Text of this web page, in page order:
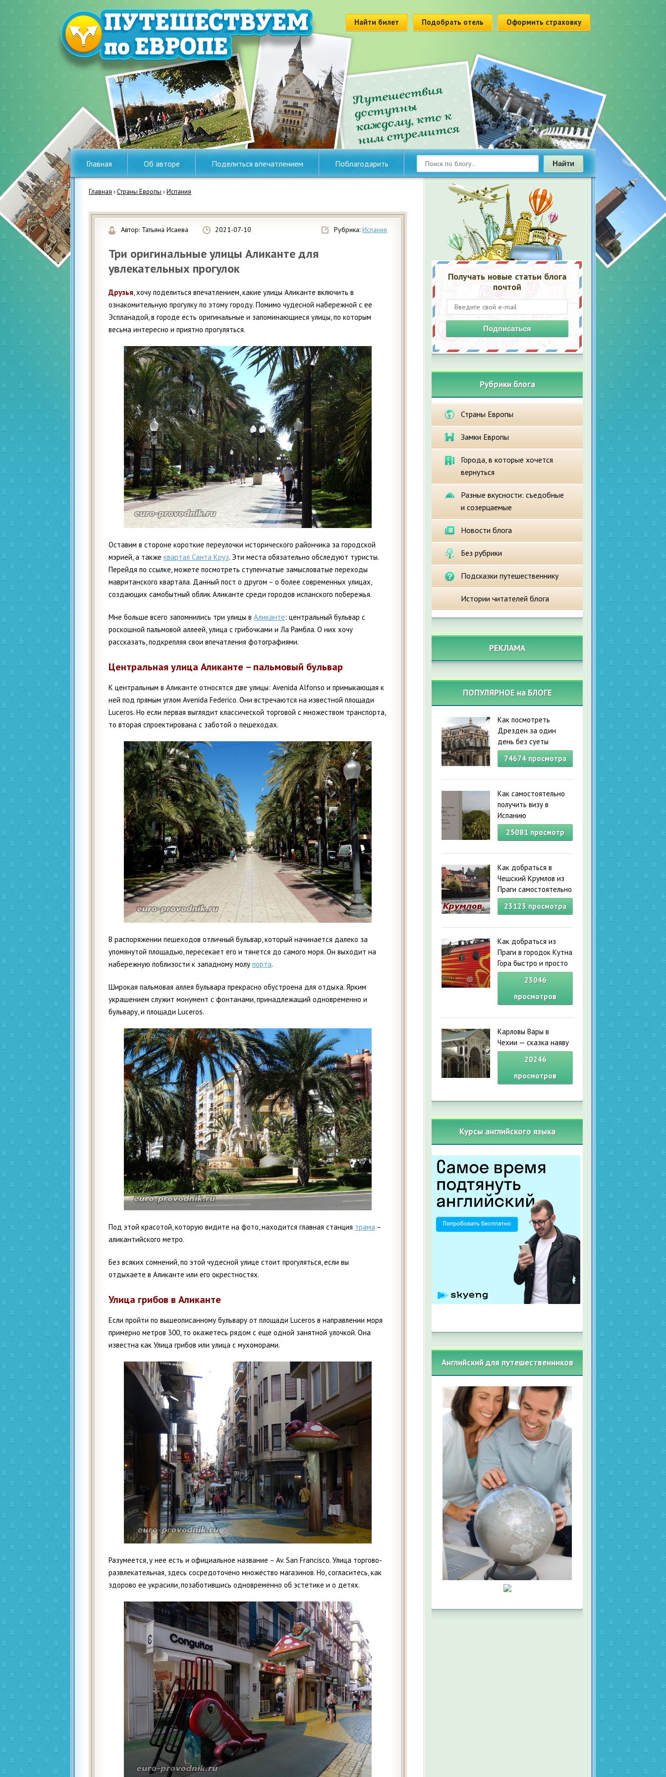
Найти билет Подобрать отель Оформить страховку
Главная Об авторе Поделиться впечатлением Поблагодарить Найти
Главная ›Страны Европы ›Испания
Рубрика:Испания
Автор: Татьяна Исаева 2021-07-10
Три оригинальные улицы Аликанте для
увлекательных прогулок
Друзья, хочу поделиться впечатлением, какие улицы Аликанте включить в
ознакомительную прогулку по этому городу. Помимо чудесной набережной с ее
Эспланадой, в городе есть оригинальные и запоминающиеся улицы, по которым
весьма интересно и приятно прогуляться.
Оставим в стороне короткие переулочки исторического райончика за городской
мэрией, а также квартал Санта Круз. Эти места обязательно обследуют туристы.
Перейдя по ссылке, можете посмотреть ступенчатые замысловатые переходы
мавританского квартала. Данный пост о другом – о более современных улицах,
создающих самобытный облик Аликанте среди городов испанского побережья.
Мне больше всего запомнились три улицы в Аликанте: центральный бульвар с
роскошной пальмовой аллеей, улица с грибочками и Ла Рамбла. О них хочу
рассказать, подкрепляя свои впечатления фотографиями.
Центральная улица Аликанте – пальмовый бульвар
К центральным в Аликанте относятся две улицы: Avenida Alfonso и примыкающая к
ней под прямым углом Avenida Federico. Они встречаются на известной площади
Luceros. Но если первая выглядит классической торговой с множеством транспорта,
то вторая спроектирована с заботой о пешеходах.
В распоряжении пешеходов отличный бульвар, который начинается далеко за
упомянутой площадью, пересекает его и тянется до самого моря. Он выходит на
набережную поблизости к западному молу порта.
Широкая пальмовая аллея бульвара прекрасно обустроена для отдыха. Ярким
украшением служит монумент с фонтанами, принадлежащий одновременно и
бульвару, и площади Luceros.
Под этой красотой, которую видите на фото, находится главная станция трама –
аликантийского метро.
Без всяких сомнений, по этой чудесной улице стоит прогуляться, если вы
отдыхаете в Аликанте или его окрестностях.
Улица грибов в Аликанте
Если пройти по вышеописанному бульвару от площади Luceros в направлении моря
примерно метров 300, то окажетесь рядом с еще одной занятной улочкой. Она
известна как Улица грибов или улица с мухоморами.
Разумеется, у нее есть и официальное название – Av. San Francisco. Улица торгово-
развлекательная, здесь сосредоточено множество магазинов. Но, согласитесь, как
здорово ее украсили, позаботившись одновременно об эстетике и о детях.
Получать новые статьи блога
почтой
Подписаться
Рубрики блога
Страны Европы
Замки Европы
Города, в которые хочется
вернуться
Разные вкусности: съедобные
и созерцаемые
Новости блога
Без рубрики
Подсказки путешественнику
Истории читателей блога
РЕКЛАМА
ПОПУЛЯРНОЕ на БЛОГЕ
Как посмотреть
Дрезден за один
день без суеты
74674просмотра
Как самостоятельно
получить визу в
Испанию
25081 просмотр
Как добраться в
Чешский Крумлов из
Праги самостоятельно
23123 просмотра
Как добраться из
Праги в городок Кутна
Гора быстро и просто
23046
просмотров
Карловы Вары в
Чехии — сказка наяву
20246
просмотров
Курсы английского языка
Английский для путешественников